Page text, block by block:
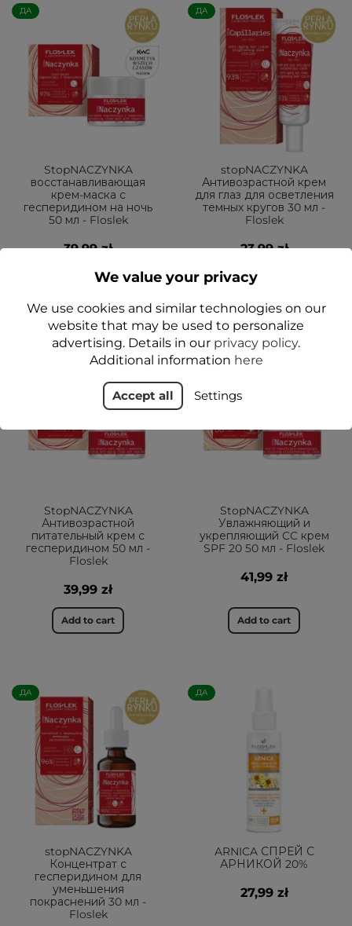
ДА
StopNACZYNKA
восстанавливающая
крем-маска с
гесперидином на ночь
50 мл - Floslek
39,99 zł
Add to cart
ДА
stopNACZYNKA
Антивозрастной крем
для глаз для осветления
темных кругов 30 мл -
Floslek
23,99 zł
Add to cart
StopNACZYNKA
Антивозрастной
питательный крем с
гесперидином 50 мл -
Floslek
39,99 zł
Add to cart
StopNACZYNKA
Увлажняющий и
укрепляющий CC крем
SPF 20 50 мл - Floslek
41,99 zł
Add to cart
ДА
stopNACZYNKA
Концентрат с
гесперидином для
уменьшения
покраснений 30 мл -
Floslek
ДА
ARNICA СПРЕЙ С
АРНИКОЙ 20%
27,99 zł
We value your privacy
We use cookies and similar technologies on our
website that may be used to personalize
advertising. Details in our privacy policy.
Additional information here
Accept all Settings